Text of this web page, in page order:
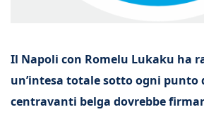
Il Napoli con Romelu Lukaku ha
un’intesa totale sotto ogni punto
centravanti belga dovrebbe